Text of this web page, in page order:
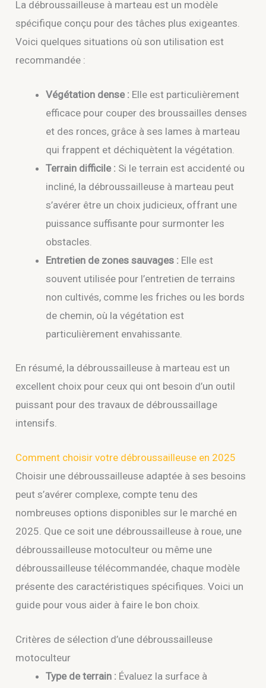
La débroussailleuse à marteau est un modèle
spécifique conçu pour des tâches plus exigeantes.
Voici quelques situations où son utilisation est
recommandée :
Végétation dense : Elle est particulièrement
efficace pour couper des broussailles denses
et des ronces, grâce à ses lames à marteau
qui frappent et déchiquètent la végétation.
Terrain difficile : Si le terrain est accidenté ou
incliné, la débroussailleuse à marteau peut
s’avérer être un choix judicieux, offrant une
puissance suffisante pour surmonter les
obstacles.
Entretien de zones sauvages : Elle est
souvent utilisée pour l’entretien de terrains
non cultivés, comme les friches ou les bords
de chemin, où la végétation est
particulièrement envahissante.
En résumé, la débroussailleuse à marteau est un
excellent choix pour ceux qui ont besoin d’un outil
puissant pour des travaux de débroussaillage
intensifs.
Comment choisir votre débroussailleuse en 2025
Choisir une débroussailleuse adaptée à ses besoins
peut s’avérer complexe, compte tenu des
nombreuses options disponibles sur le marché en
2025. Que ce soit une débroussailleuse à roue, une
débroussailleuse motoculteur ou même une
débroussailleuse télécommandée, chaque modèle
présente des caractéristiques spécifiques. Voici un
guide pour vous aider à faire le bon choix.
Critères de sélection d’une débroussailleuse
motoculteur
Type de terrain : Évaluez la surface à